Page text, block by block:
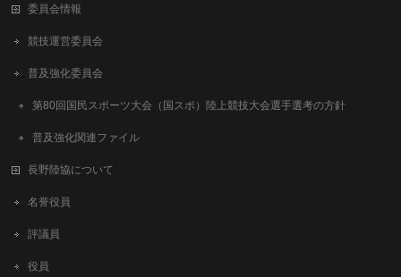
委員会情報
競技運営委員会
普及強化委員会
第80回国民スポーツ大会（国スポ）陸上競技大会選手選考の方針
普及強化関連ファイル
長野陸協について
名誉役員
評議員
役員